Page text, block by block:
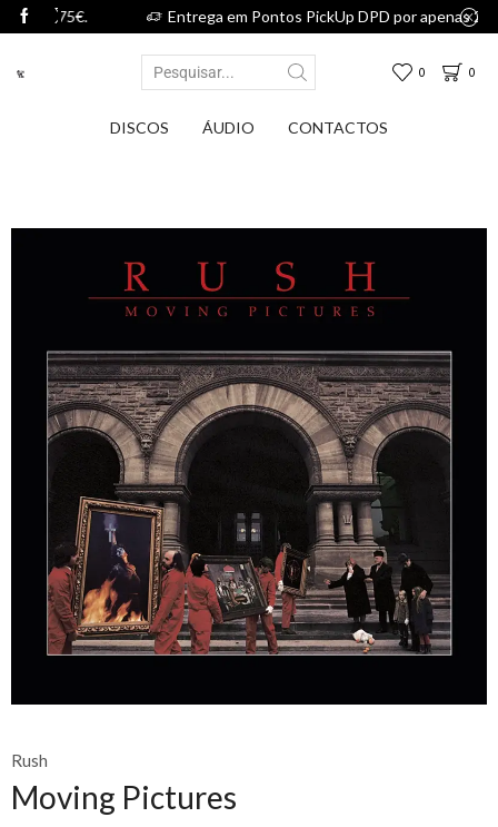
Entrega em Pontos PickUp DPD por apenas 2,75€.
0 0
DISCOS ÁUDIO CONTACTOS
Rush
Moving Pictures